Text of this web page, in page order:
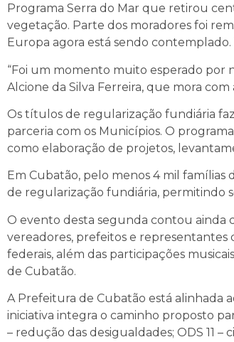
Programa Serra do Mar que retirou
vegetação. Parte dos moradores foi
Europa agora está sendo
“Foi um momento muito esperado por
Alcione da Silva Ferreira, que mora com
Os títulos de regularização fundiária
parceria com os Municípios. O
como elaboração de projetos,
Em Cubatão, pelo menos 4 mil
de regularização fundiária, permitindo
O evento desta segunda contou ainda
vereadores, prefeitos e representantes
federais, além das participações
de Cubatão.
A Prefeitura de Cubatão está alinhada
iniciativa integra o caminho proposto
– redução das desigualdades; ODS 11